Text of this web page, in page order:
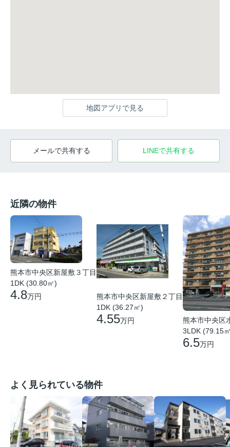
地図アプリで見る
メールで共有する LINEで共有する
近隣の物件
熊本市中央区新屋敷３丁目
1DK (30.80㎡)
4.8万円
熊本市中央区新屋敷２丁目
1DK (36.27㎡)
4.55万円
熊本市中央区
3LDK (79.15
6.5万円
よく見られている物件